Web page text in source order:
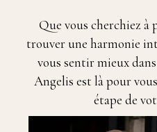
Que vous cherchiez à
trouver une harmonie
vous sentir mieux
Angelis est là pour
étape de